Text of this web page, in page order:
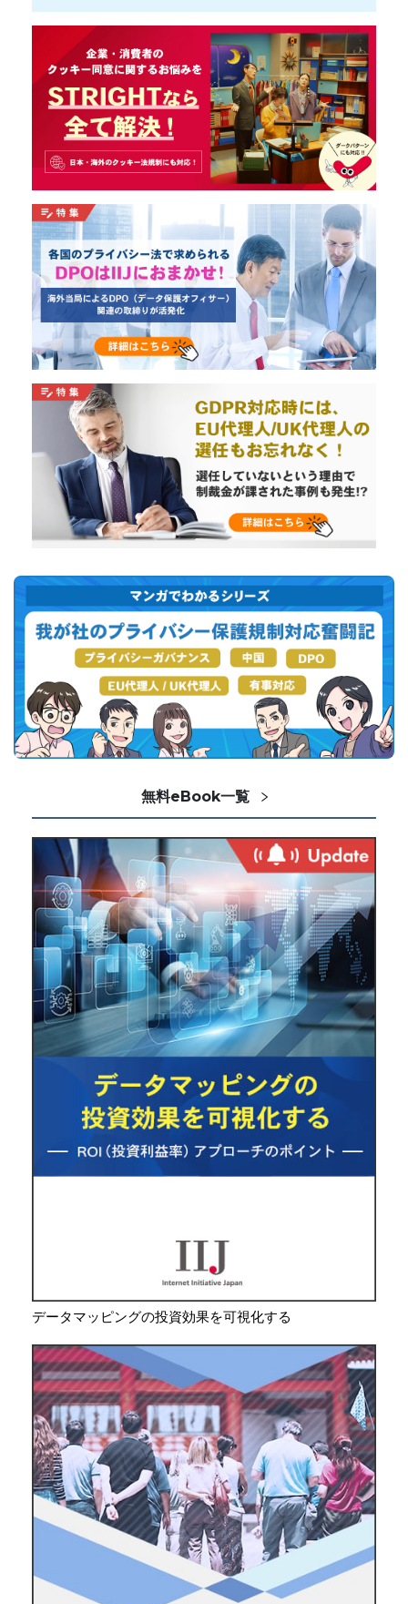
無料eBook一覧
データマッピングの投資効果を可視化する